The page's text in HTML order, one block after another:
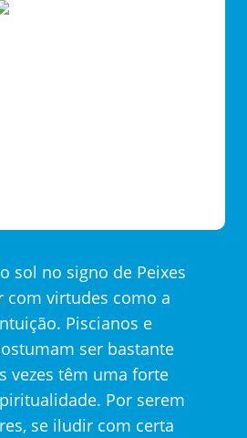
sol no signo de Peixes
com virtudes como a
Piscianos e
ser bastante
vezes têm uma forte
Por serem
se iludir com certa